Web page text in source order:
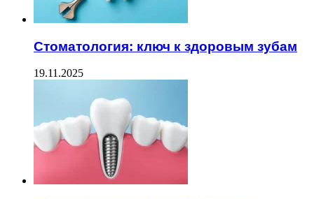
Стоматология: ключ к здоровым зубам
19.11.2025